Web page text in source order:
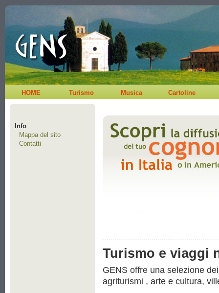
HOME Turismo Musica Cartoline
Info
Mappa del sito
Contatti
Turismo e viaggi
GENS offre una selezione
agriturismi , arte e cultura,